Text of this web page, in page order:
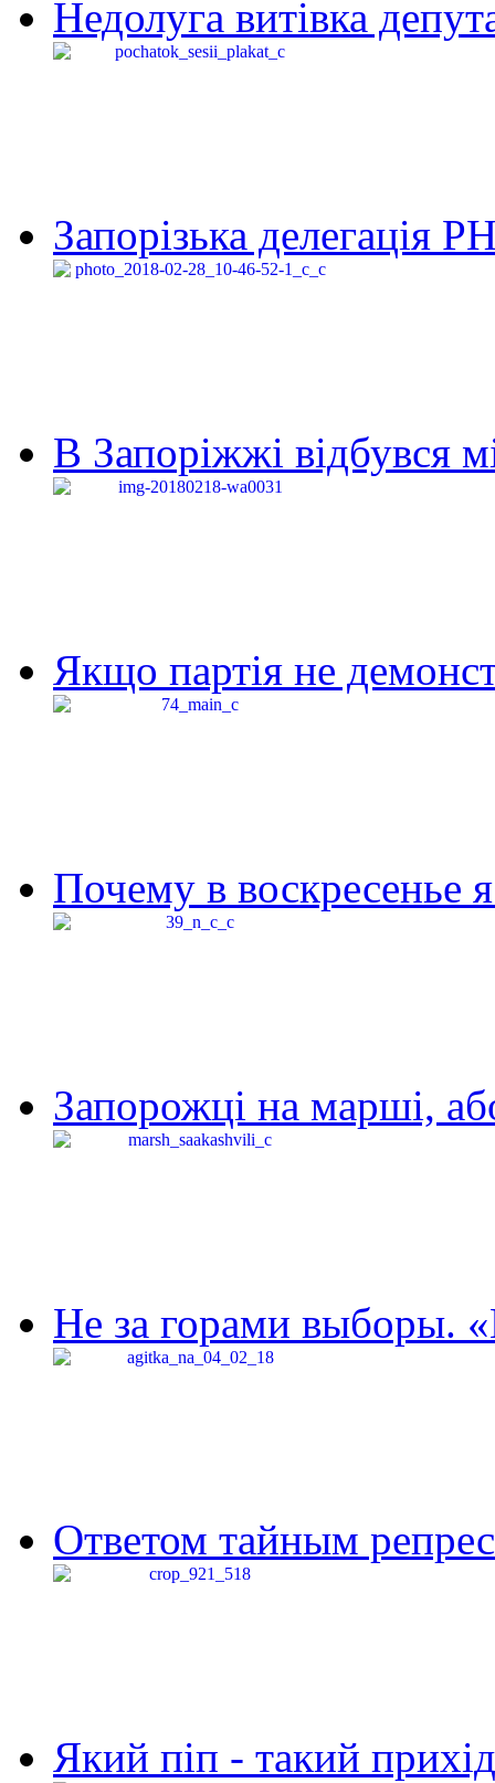
Недолуга витівка
Запорізька делегація
В Запоріжжі відбувся
Якщо партія не
Почему в воскресенье
Запорожці на марші,
Не за горами выборы.
Ответом тайным
Який піп - такий